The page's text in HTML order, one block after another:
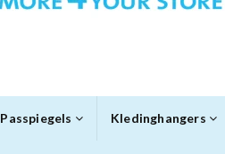
Kledinghangers